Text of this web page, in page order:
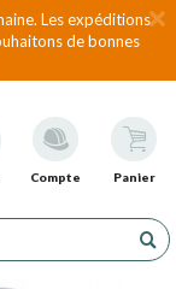
Les expéditions
de bonnes
Compte Panier